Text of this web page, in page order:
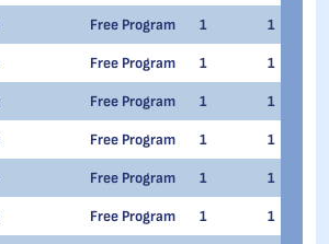
Free Program 1 1
Free Program 1 1
Free Program 1 1
Free Program 1 1
Free Program 1 1
Free Program 1 1